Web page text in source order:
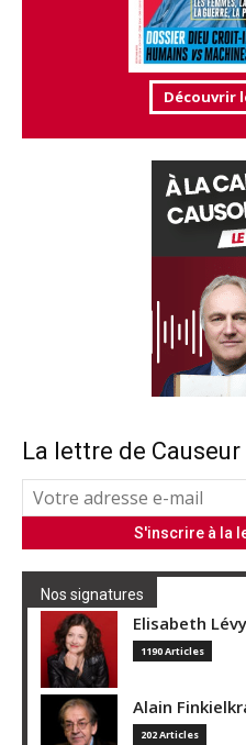
Découvrir
La lettre de Causeur
Nos signatures
Elisabeth Lévy
1190 Articles
Alain
202 Articles